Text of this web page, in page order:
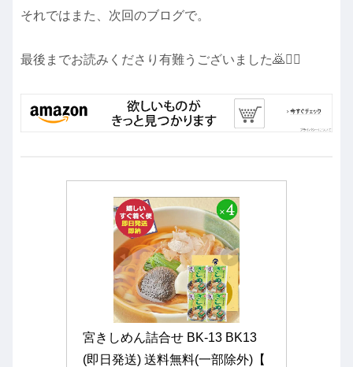
それではまた、次回のブログで。
最後までお読みくださり有難うございました🙇🙇‍♀️
宮きしめん詰合せ BK-13 BK13
(即日発送) 送料無料(一部除外)【